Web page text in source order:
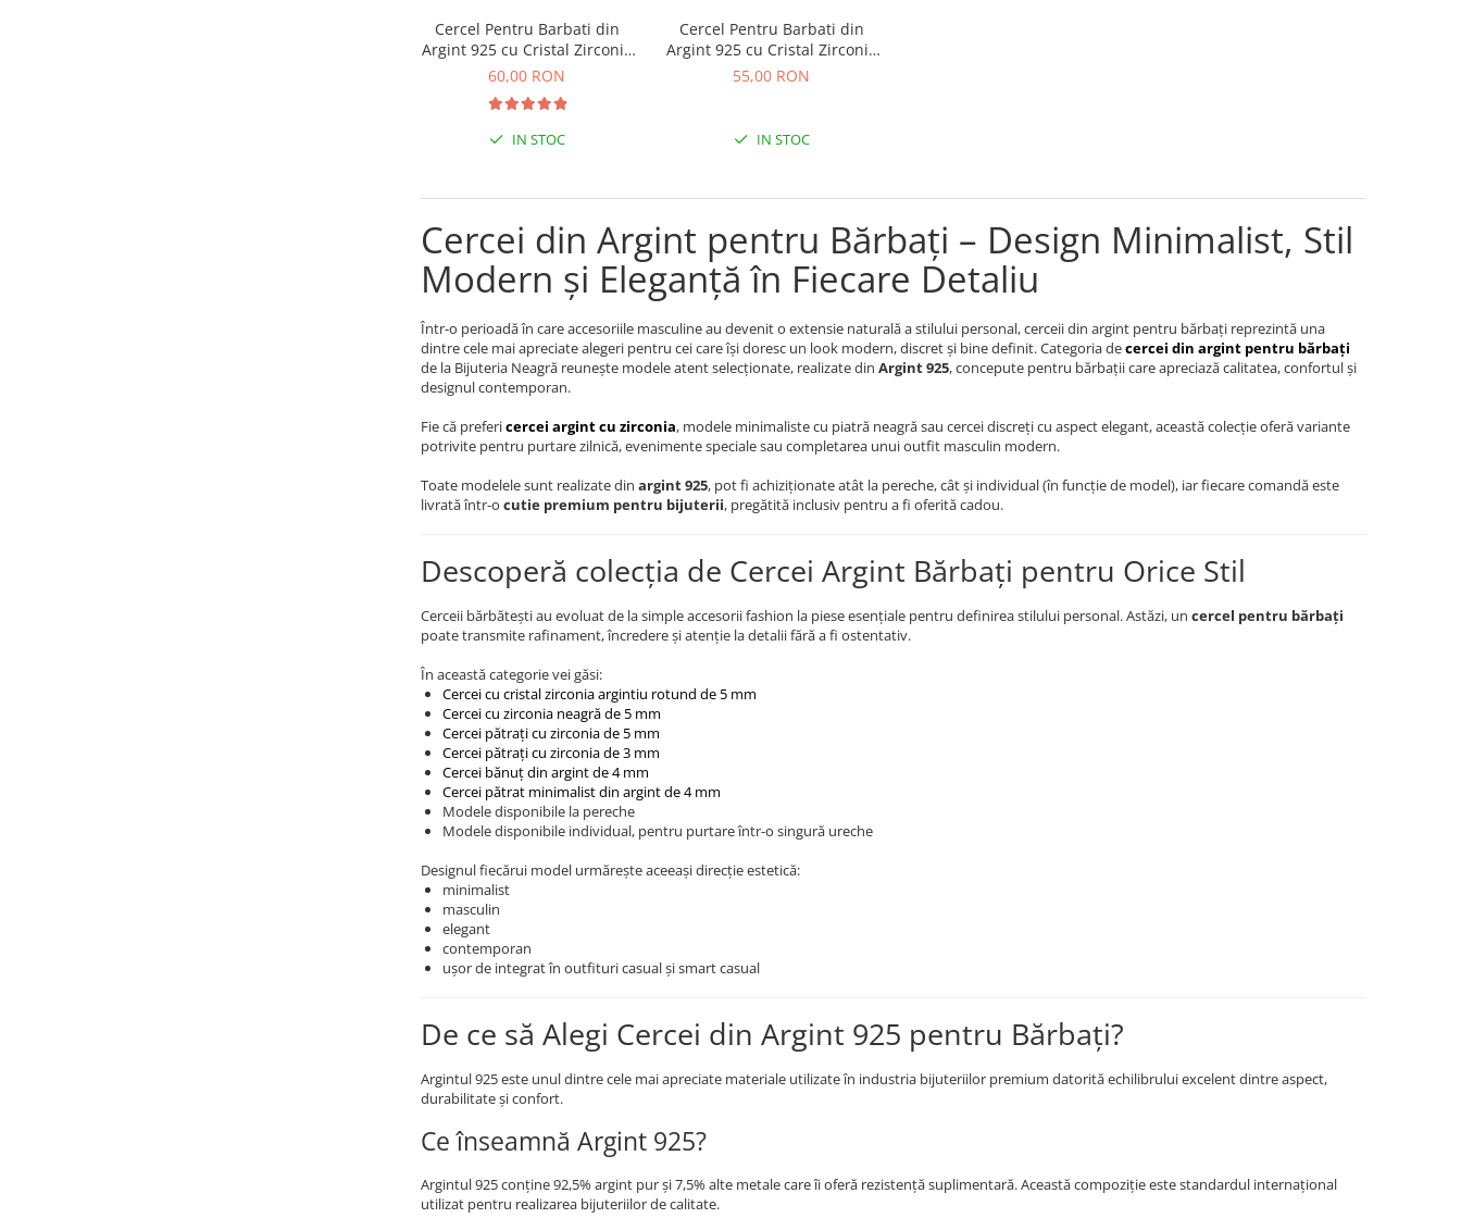
Cercel Pentru Barbati din
Argint 925 cu Cristal Zirconia
Patrat
60,00 RON
IN STOC
Cercel Pentru Barbati din
Argint 925 cu Cristal Zirconia
Patrat de 3mm
55,00 RON
IN STOC
Cercei din Argint pentru Bărbați – Design Minimalist, Stil
Modern și Eleganță în Fiecare Detaliu
Într-o perioadă în care accesoriile masculine au devenit o extensie naturală a stilului personal, cerceii din argint pentru bărbați reprezintă una
dintre cele mai apreciate alegeri pentru cei care își doresc un look modern, discret și bine definit. Categoria decercei din argint pentru bărbați
de la Bijuteria Neagră reunește modele atent selecționate, realizate din Argint 925, concepute pentru bărbații care apreciază calitatea, confortul și
designul contemporan.
Fie că prefericercei argint cu zirconia, modele minimaliste cu piatră neagră sau cercei discreți cu aspect elegant, această colecție oferă variante
potrivite pentru purtare zilnică, evenimente speciale sau completarea unui outfit masculin modern.
Toate modelele sunt realizate din argint 925, pot fi achiziționate atât la pereche, cât și individual (în funcție de model), iar fiecare comandă este
livrată într-o cutie premium pentru bijuterii, pregătită inclusiv pentru a fi oferită cadou.
Descoperă colecția de Cercei Argint Bărbați pentru Orice Stil
Cerceii bărbătești au evoluat de la simple accesorii fashion la piese esențiale pentru definirea stilului personal. Astăzi, un cercel pentru bărbați
poate transmite rafinament, încredere și atenție la detalii fără a fi ostentativ.
În această categorie vei găsi:
Cercei cu cristal zirconia argintiu rotund de 5 mm
Cercei cu zirconia neagră de 5 mm
Cercei pătrați cu zirconia de 5 mm
Cercei pătrați cu zirconia de 3 mm
Cercei bănuț din argint de 4 mm
Cercei pătrat minimalist din argint de 4 mm
Modele disponibile la pereche
Modele disponibile individual, pentru purtare într-o singură ureche
Designul fiecărui model urmărește aceeași direcție estetică:
minimalist
masculin
elegant
contemporan
ușor de integrat în outfituri casual și smart casual
De ce să Alegi Cercei din Argint 925 pentru Bărbați?
Argintul 925 este unul dintre cele mai apreciate materiale utilizate în industria bijuteriilor premium datorită echilibrului excelent dintre aspect,
durabilitate și confort.
Ce înseamnă Argint 925?
Argintul 925 conține 92,5% argint pur și 7,5% alte metale care îi oferă rezistență suplimentară. Această compoziție este standardul internațional
utilizat pentru realizarea bijuteriilor de calitate.